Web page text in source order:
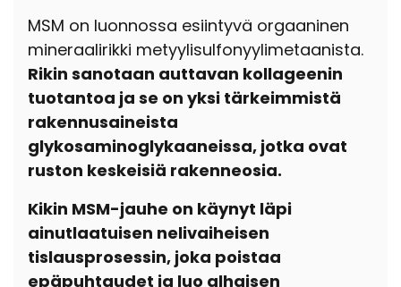
MSM on luonnossa esiintyvä orgaaninen
mineraalirikki metyylisulfonyylimetaanista.
Rikin sanotaan auttavan kollageenin
tuotantoa ja se on yksi tärkeimmistä
rakennusaineista
glykosaminoglykaaneissa, jotka ovat
ruston keskeisiä rakenneosia.
Kikin MSM-jauhe on käynyt läpi
ainutlaatuisen nelivaiheisen
tislausprosessin, joka poistaa
epäpuhtaudet ja luo alhaisen